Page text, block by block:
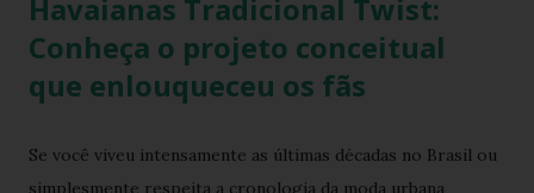
Havaianas Tradicional Twist:
Conheça o projeto conceitual
que enlouqueceu os fãs
Se você viveu intensamente as últimas décadas no Brasil ou
simplesmente respeita a cronologia da moda urbana